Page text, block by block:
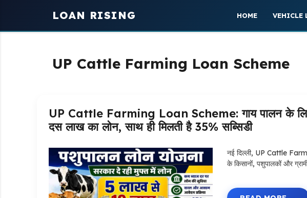
LOAN RISING HOME VEHICLE
UP Cattle Farming Loan Scheme
UP Cattle Farming Loan Scheme: गाय पालन के लिए
दस लाख का लोन, साथ ही मिलती है 35% सब्सिडी
नई दिल्ली, UP Cattle
के किसानों, पशुपालकों और